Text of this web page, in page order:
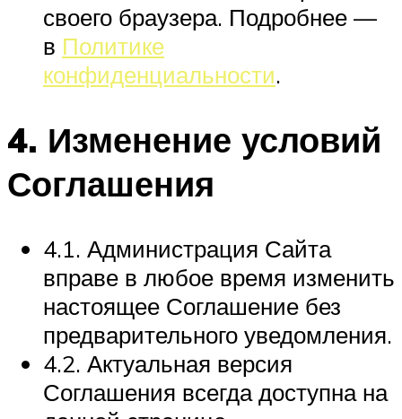
своего браузера. Подробнее —
в Политике
конфиденциальности.
4. Изменение условий
Соглашения
4.1. Администрация Сайта
вправе в любое время изменить
настоящее Соглашение без
предварительного уведомления.
4.2. Актуальная версия
Соглашения всегда доступна на